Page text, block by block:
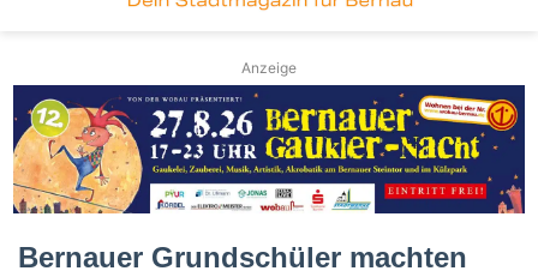
Anzeige
Bernauer Grundschüler machten